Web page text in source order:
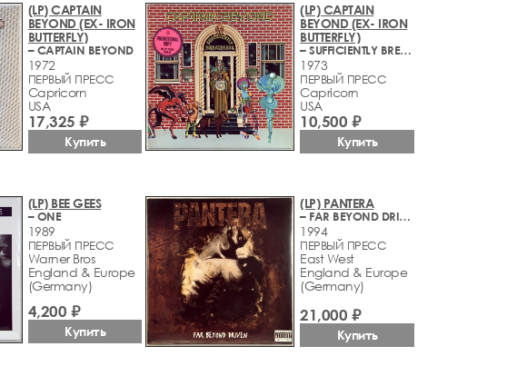
(LP) CAPTAIN
BEYOND (EX- IRON
BUTTERFLY)
– CAPTAIN BEYOND
1972
ПЕРВЫЙ ПРЕСС
Capricorn
USA
17,325 ₽
Купить
(LP) CAPTAIN
BEYOND (EX- IRON
BUTTERFLY)
– SUFFICIENTLY BREATHLESS
1973
ПЕРВЫЙ ПРЕСС
Capricorn
USA
10,500 ₽
Купить
(LP) BEE GEES
– ONE
1989
ПЕРВЫЙ ПРЕСС
Warner Bros
England & Europe
(Germany)
4,200 ₽
Купить
(LP) PANTERA
– FAR BEYOND DRIVEN
1994
ПЕРВЫЙ ПРЕСС
East West
England & Europe
(Germany)
21,000 ₽
Купить